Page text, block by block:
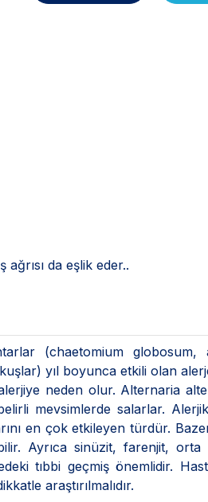
da eşlik eder..
(chaetomium globosum,
yıl boyunca etkili olan
neden olur. Alternaria
mevsimlerde salarlar. Alerjik
en çok etkileyen türdür.
Ayrıca sinüzit, farenjit,
tıbbi geçmiş önemlidir.
araştırılmalıdır.